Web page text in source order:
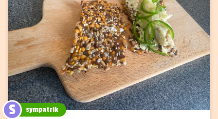
S sympatrik